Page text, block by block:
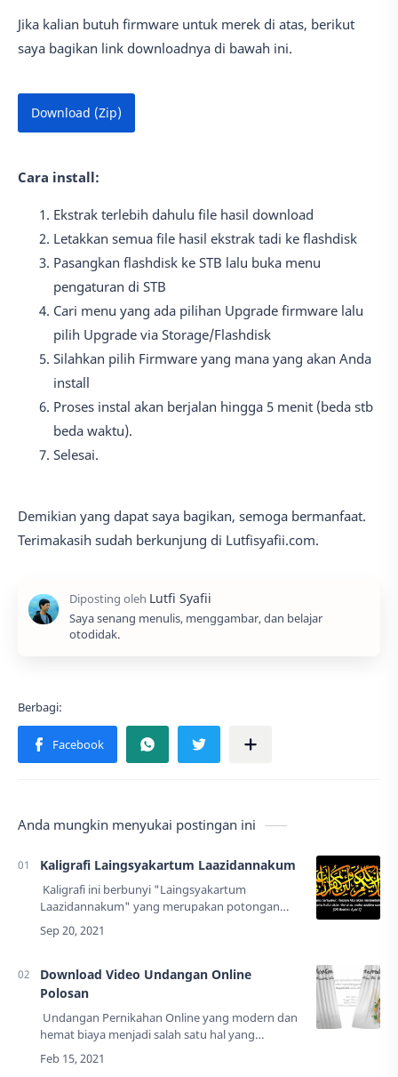
Jika kalian butuh firmware untuk merek di atas, berikut
saya bagikan link downloadnya di bawah ini.
Download (Zip)
Cara install:
Ekstrak terlebih dahulu file hasil download
Letakkan semua file hasil ekstrak tadi ke flashdisk
Pasangkan flashdisk ke STB lalu buka menu
pengaturan di STB
Cari menu yang ada pilihan Upgrade firmware lalu
pilih Upgrade via Storage/Flashdisk
Silahkan pilih Firmware yang mana yang akan Anda
install
Proses instal akan berjalan hingga 5 menit (beda stb
beda waktu).
Selesai.
Demikian yang dapat saya bagikan, semoga bermanfaat.
Terimakasih sudah berkunjung di Lutfisyafii.com.
Saya senang menulis, menggambar, dan belajar
otodidak.
Anda mungkin menyukai postingan ini
Kaligrafi Laingsyakartum Laazidannakum
Kaligrafi ini berbunyi "Laingsyakartum
Laazidannakum" yang merupakan potongan
ayat Al-Qur'an surat Ibrahim ayat 7.Artinya:
"Sesungguhnya jika kamu bersyukur maka akan
Download Video Undangan Online
Polosan
Undangan Pernikahan Online yang modern dan
hemat biaya menjadi salah satu hal yang
dibutuhkan. Saya membantu untuk masalah
tersebut, Anda bisa mendownload secara gratis